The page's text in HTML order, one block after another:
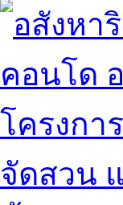
คอนโด
โครงกา
จัดสวน